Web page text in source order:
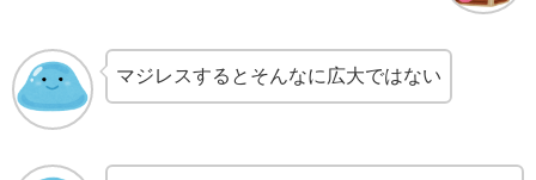
マジレスするとそんなに広大ではない